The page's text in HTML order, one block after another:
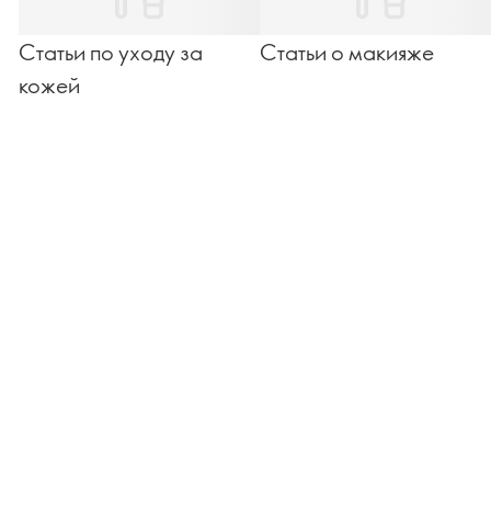
Статьи по уходу за
кожей
Статьи о макияже